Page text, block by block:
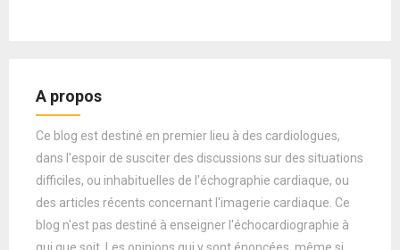
A propos
Ce blog est destiné en premier lieu à des cardiologues,
dans l'espoir de susciter des discussions sur des situations
difficiles, ou inhabituelles de l'échographie cardiaque, ou
des articles récents concernant l'imagerie cardiaque. Ce
blog n'est pas destiné à enseigner l'échocardiographie à